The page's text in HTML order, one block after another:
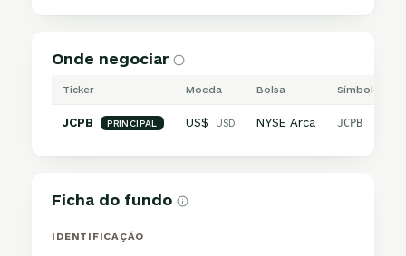
Onde negociar
Ticker Moeda Bolsa Símbolo
JCPB PRINCIPAL US$ USD NYSE Arca JCPB
Ficha do fundo
IDENTIFICAÇÃO